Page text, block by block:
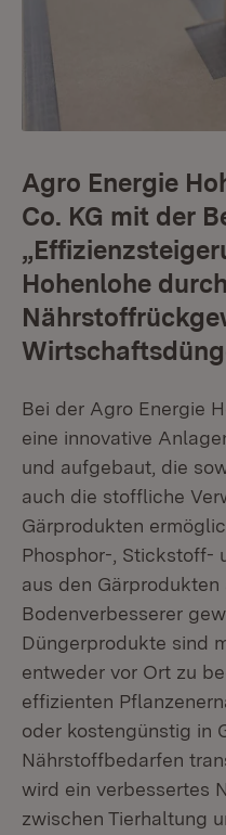
Agro Energie
Co. KG mit der
Hohenlohe durch
Bei der Agro Energie
eine innovative
und aufgebaut, die
auch die stoffliche
Gärprodukten
Phosphor-, Stickstoff-
aus den
Bodenverbesserer
Düngerprodukte sind
entweder vor Ort zu
effizienten
oder kostengünstig in
Nährstoffbedarfen
wird ein verbessertes
zwischen Tierhaltung